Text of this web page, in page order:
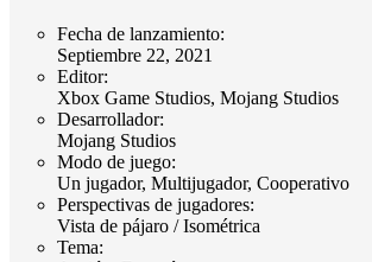
Fecha de lanzamiento:
Septiembre 22, 2021
Editor:
Xbox Game Studios, Mojang Studios
Desarrollador:
Mojang Studios
Modo de juego:
Un jugador, Multijugador, Cooperativo
Perspectivas de jugadores:
Vista de pájaro / Isométrica
Tema: